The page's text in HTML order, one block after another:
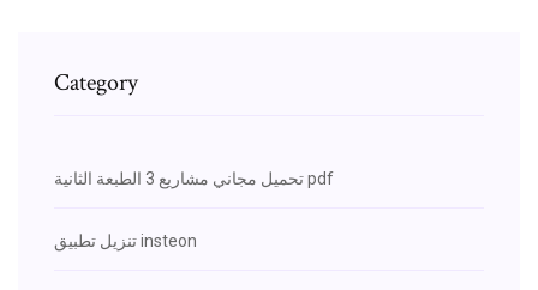
Category
تحميل مجاني مشاريع 3 الطبعة الثانية pdf
تنزيل تطبيق insteon